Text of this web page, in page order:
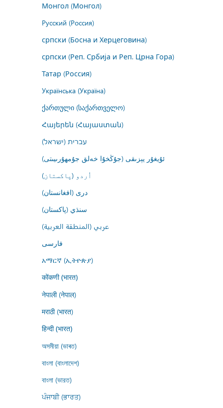
Монгол (Монгол)
Русский (Россия)
српски (Босна и Херцеговина)
српски (Реп. Србија и Реп. Црна Гора)
Татар (Россия)
Українська (Україна)
ქართული (საქართველო)
Հայերեն (Հայաստան)
עברית (ישראל)
ئۇيغۇر يېزىقى (جۇڭخۇا خەلق جۇمھۇرىيىتى)
اُردو (پاکستان)
درى (افغانستان)
سنڌي (پاکستان)
عربي (المنطقة العربية)
فارسى
አማርኛ (ኢትዮጵያ)
कोंकणी (भारत)
नेपाली (नेपाल)
मराठी (भारत)
हिन्दी (भारत)
অসমীয়া (ভাৰত)
বাংলা (বাংলাদেশ)
বাংলা (ভারত)
ਪੰਜਾਬੀ (ਭਾਰਤ)